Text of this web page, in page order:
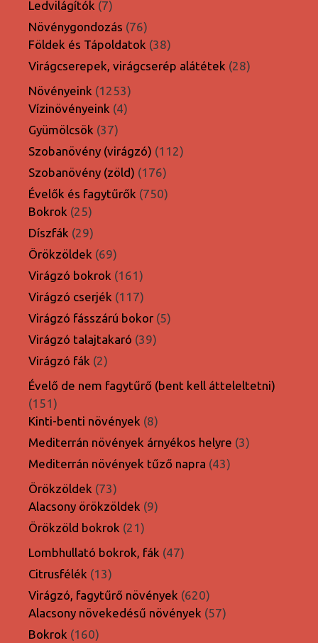
Ledvilágítók 77
termék
Növénygondozás 7676
termék
Földek és Tápoldatok 3838
termék
Virágcserepek, virágcserép alátétek 2828
Növényeink 12531253
termék
Vízinövényeink 44
Gyümölcsök 3737
termék
Szobanövény (virágzó) 112112
Szobanövény (zöld) 176176
termék
Évelők és fagytűrők 750750
Bokrok 2525
termék
Díszfák 2929
termék
Örökzöldek 6969
termék
Virágzó bokrok 161161
termék
Virágzó cserjék 117117
termék
Virágzó fásszárú bokor 55
Virágzó talajtakaró 3939
Virágzó fák 22
termék
Évelő de nem fagytűrő (bent kell átteleltetni)
151151
termék
Kinti-benti növények 88
termék
Mediterrán növények árnyékos helyre 33
Mediterrán növények tűző napra 4343
Örökzöldek 7373
termék
Alacsony örökzöldek 99
Örökzöld bokrok 2121
termék
Lombhullató bokrok, fák 4747
Citrusfélék 1313
termék
Virágzó, fagytűrő növények 620620
termék
Alacsony növekedésű növények 5757
Bokrok 160160